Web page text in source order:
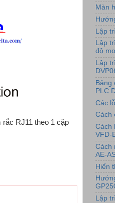
RJ11 theo 1 cặp
Màn
Lập
Lập
độ
Lập
Bảng
PLC
Các
Cách
Cách
VFD-
Cách
AE-
Hiển
Lập